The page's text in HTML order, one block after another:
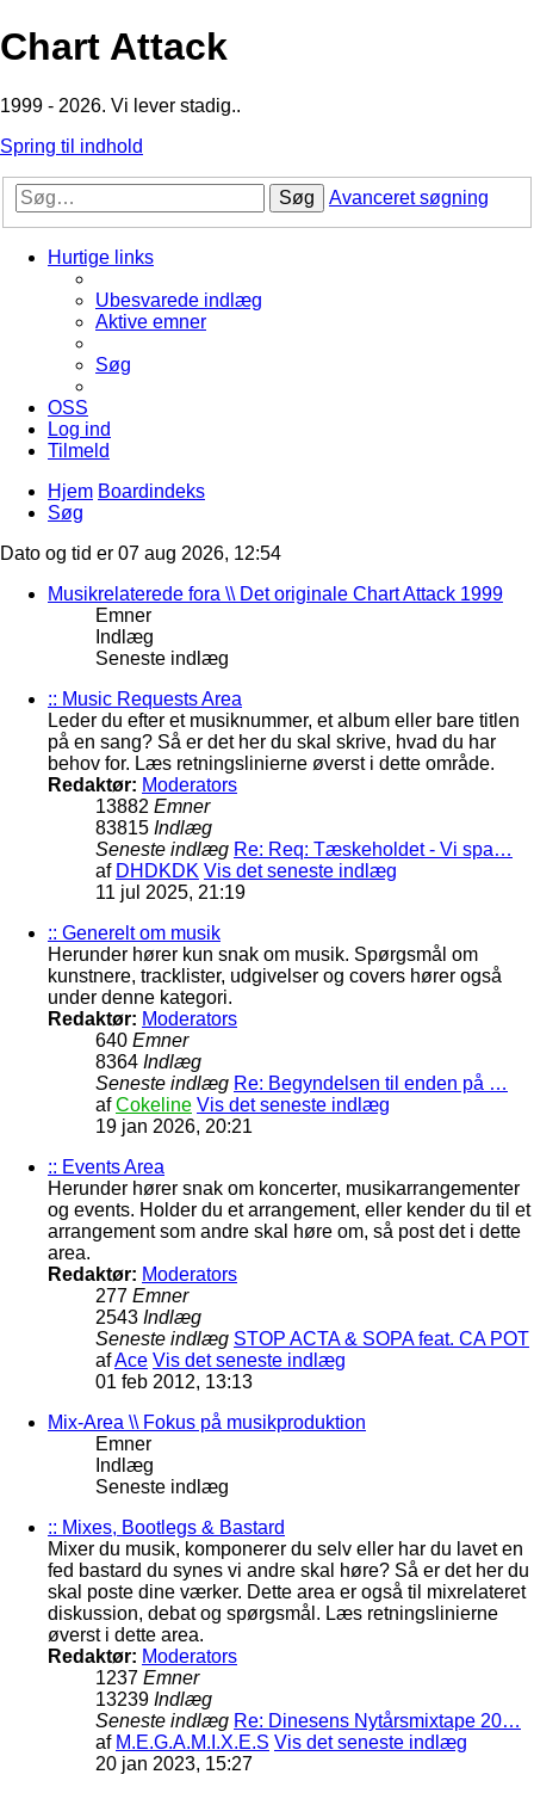
Chart Attack
1999 - 2026. Vi lever stadig..
Spring til indhold
Søg Avanceret søgning
Hurtige links
Ubesvarede indlæg
Aktive emner
Søg
OSS
Log ind
Tilmeld
Hjem Boardindeks
Søg
Dato og tid er 07 aug 2026, 12:54
Musikrelaterede fora \\ Det originale Chart Attack 1999
Emner
Indlæg
Seneste indlæg
:: Music Requests Area
Leder du efter et musiknummer, et album eller bare titlen
på en sang? Så er det her du skal skrive, hvad du har
behov for. Læs retningslinierne øverst i dette område.
Redaktør: Moderators
13882 Emner
83815 Indlæg
Seneste indlæg Re: Req: Tæskeholdet - Vi spa…
af DHDKDK Vis det seneste indlæg
11 jul 2025, 21:19
:: Generelt om musik
Herunder hører kun snak om musik. Spørgsmål om
kunstnere, tracklister, udgivelser og covers hører også
under denne kategori.
Redaktør: Moderators
640 Emner
8364 Indlæg
Seneste indlæg Re: Begyndelsen til enden på …
afCokeline Vis det seneste indlæg
19 jan 2026, 20:21
:: Events Area
Herunder hører snak om koncerter, musikarrangementer
og events. Holder du et arrangement, eller kender du til et
arrangement som andre skal høre om, så post det i dette
area.
Redaktør: Moderators
277 Emner
2543 Indlæg
Seneste indlæg STOP ACTA & SOPA feat. CA POT
afAce Vis det seneste indlæg
01 feb 2012, 13:13
Mix-Area \\ Fokus på musikproduktion
Emner
Indlæg
Seneste indlæg
:: Mixes, Bootlegs & Bastard
Mixer du musik, komponerer du selv eller har du lavet en
fed bastard du synes vi andre skal høre? Så er det her du
skal poste dine værker. Dette area er også til mixrelateret
diskussion, debat og spørgsmål. Læs retningslinierne
øverst i dette area.
Redaktør: Moderators
1237 Emner
13239 Indlæg
Seneste indlæg Re: Dinesens Nytårsmixtape 20…
af M.E.G.A.M.I.X.E.S Vis det seneste indlæg
20 jan 2023, 15:27